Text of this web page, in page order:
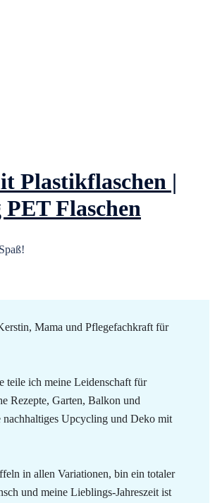
Plastikflaschen |
Flaschen
Mama und Pflegefachkraft für
teile ich meine Leidenschaft für
Rezepte, Garten, Balkon und
nachhaltiges Upcycling und Deko mit
in allen Variationen, bin ein totaler
und meine Lieblings-Jahreszeit ist